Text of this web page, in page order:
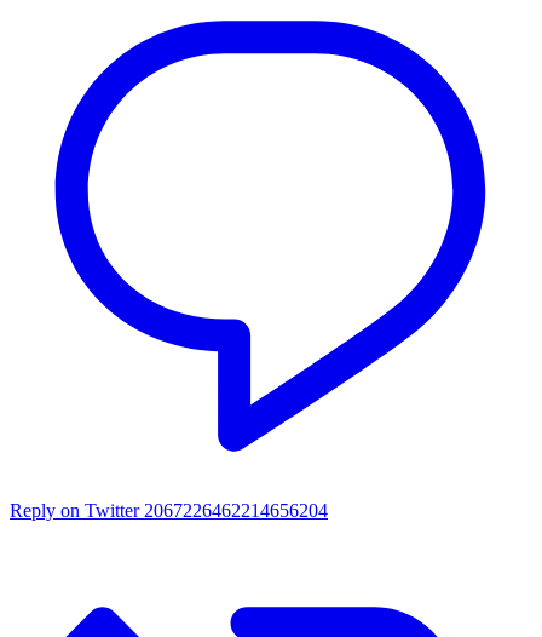
Reply on Twitter 2067226462214656204